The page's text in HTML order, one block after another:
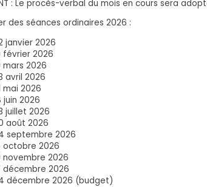
: Le procès-verbal du mois en cours sera
des séances ordinaires 2026 :
janvier 2026
février 2026
mars 2026
avril 2026
mai 2026
juin 2026
juillet 2026
août 2026
septembre 2026
octobre 2026
novembre 2026
décembre 2026
décembre 2026 (budget)